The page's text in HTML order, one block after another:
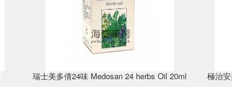
瑞士美多倩24味 Medosan 24 herbs Oil 20ml 極治